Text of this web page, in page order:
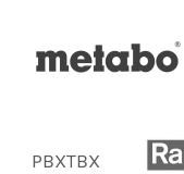
PBXTBX